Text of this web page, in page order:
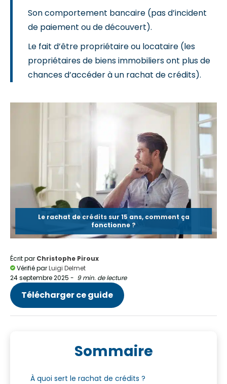
Son comportement bancaire (pas d’incident
de paiement ou de découvert).
Le fait d’être propriétaire ou locataire (les
propriétaires de biens immobiliers ont plus de
chances d’accéder à un rachat de crédits).
Le rachat de crédits sur 15 ans, comment ça
fonctionne ?
Écrit par Christophe Piroux
Vérifié parLuigi Delmet
24 septembre 2025 - 9 min. de lecture
Télécharger ce guide
Sommaire
À quoi sert le rachat de crédits ?